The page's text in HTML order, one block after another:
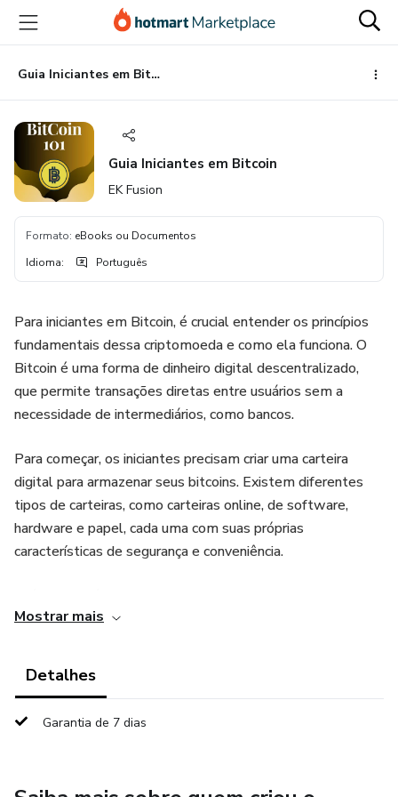
para
conteúdo
principal
para
pagamento
para
rodapé
Guia Iniciantes em Bitcoin
Guia Iniciantes em Bitcoin
EK Fusion
Formato: eBooks ou Documentos
Idioma: Português
Para iniciantes em Bitcoin, é crucial entender os princípios
fundamentais dessa criptomoeda e como ela funciona. O
Bitcoin é uma forma de dinheiro digital descentralizado,
que permite transações diretas entre usuários sem a
necessidade de intermediários, como bancos.
Para começar, os iniciantes precisam criar uma carteira
digital para armazenar seus bitcoins. Existem diferentes
tipos de carteiras, como carteiras online, de software,
hardware e papel, cada uma com suas próprias
características de segurança e conveniência.
chaves públicas e privadas, que são essenciais para acessar
devem ser mantidas em segurança, pois são essenciais
Outro aspecto importante para os iniciantes é entender
Mostrar mais
Detalhes
Garantia de 7 dias